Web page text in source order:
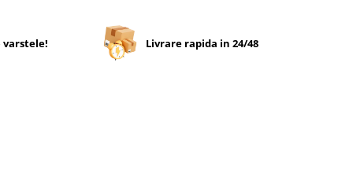
Livrare rapida in 24/48